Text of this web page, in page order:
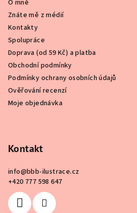
O mně
Znáte mě z médií
Kontakty
Spolupráce
Doprava (od 59 Kč) a platba
Obchodní podmínky
Podmínky ochrany osobních údajů
Ověřování recenzí
Moje objednávka
Kontakt
info@bbb-ilustrace.cz
+420 777 598 647